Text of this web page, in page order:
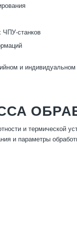
ЧПУ-станков
и индивидуальном
и термической
и параметры